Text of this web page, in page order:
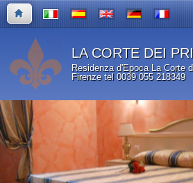
LA CORTE DEI
Residenza d'Epoca La Corte
Firenze tel 0039 055 218349